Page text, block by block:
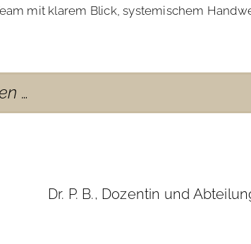
mit klarem Blick, systemischem
…
Dr. P. B., Dozentin und